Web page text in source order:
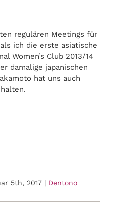
regulären Meetings für
ich die erste asiatische
Women’s Club 2013/14
damalige japanischen
hat uns auch
5th, 2017 | Dentono